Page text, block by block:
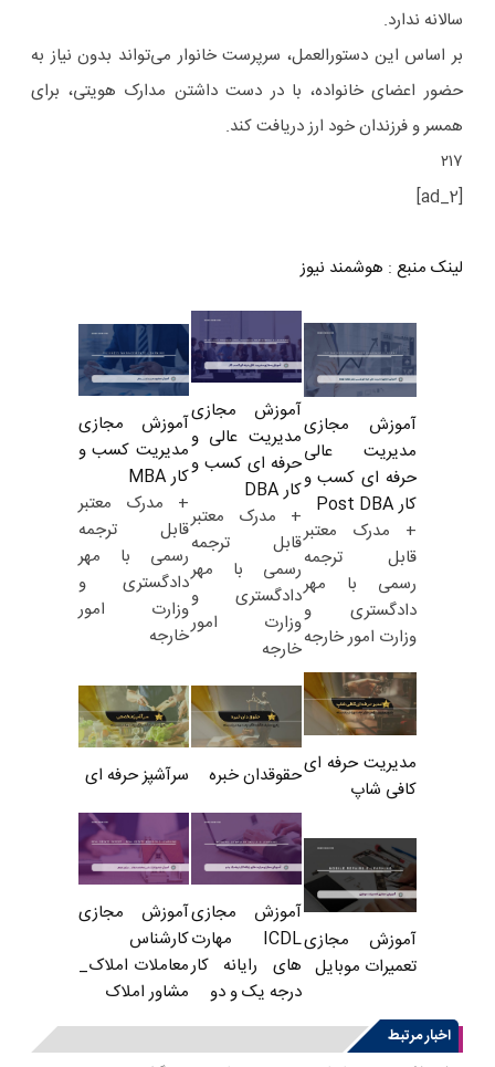
سالانه ندارد.
بر اساس این دستورالعمل، سرپرست خانوار می‌تواند بدون نیاز به
حضور اعضای خانواده، با در دست داشتن مدارک هویتی، برای
همسر و فرزندان خود ارز دریافت کند.
۲۱۷
[ad_2]
لینک منبع : هوشمند نیوز
آموزش مجازی
مدیریت عالی
حرفه ای کسب و
کار Post DBA
+ مدرک معتبر
قابل ترجمه
رسمی با مهر
دادگستری و
وزارت امور خارجه
آموزش مجازی
مدیریت عالی و
حرفه ای کسب و
کار DBA
+ مدرک معتبر
قابل ترجمه
رسمی با مهر
دادگستری و
وزارت امور
خارجه
آموزش مجازی
مدیریت کسب و
کار MBA
+ مدرک معتبر
قابل ترجمه
رسمی با مهر
دادگستری و
وزارت امور
خارجه
مدیریت حرفه ای
کافی شاپ
حقوقدان خبره سرآشپز حرفه ای
آموزش مجازی
تعمیرات موبایل
آموزش مجازی
ICDL مهارت
های رایانه کار
درجه یک و دو
آموزش مجازی
کارشناس
معاملات املاک_
مشاور املاک
اخبار مرتبط